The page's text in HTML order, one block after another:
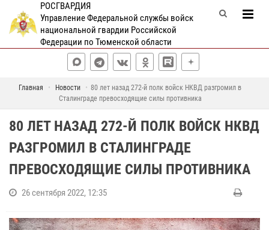
РОСГВАРДИЯ
Управление Федеральной службы войск
национальной гвардии Российской
Федерации по Тюменской области
Главная Новости
80 лет назад 272-й полк войск НКВД разгромил в
Сталинграде превосходящие силы противника
80 ЛЕТ НАЗАД 272-Й ПОЛК ВОЙСК НКВД
РАЗГРОМИЛ В СТАЛИНГРАДЕ
ПРЕВОСХОДЯЩИЕ СИЛЫ ПРОТИВНИКА
26 сентября 2022, 12:35